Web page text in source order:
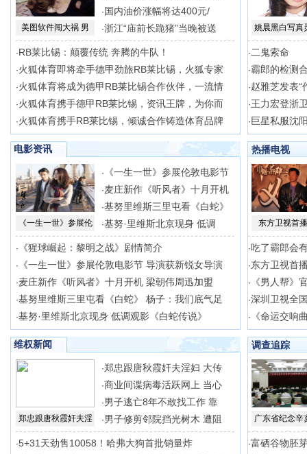
美图软件闯大祸 男
· 国内油价涨幅将达400元/
·浙江“庙前长跪猪”当晚被送
·RB莱比锡：颠覆传统 奔腾的牛队！
·火狐体育即将牵手德甲劲旅RB莱比锡，火狐专家
·火狐体育将成为德甲RB莱比锡合作伙伴，一流情
·火狐体育携手德甲RB莱比锡，资讯王牌，为你而
·火狐体育携手RB莱比锡，倾诚合作铸造体育品牌
姚晨黑白写真
· 二鬼索命
·霸郎的检测
·赵雅芝发表“
·王力宏登浙
·巨星私服沈
电影资讯
《一生一世》参展伦
· 《一生一世》参展伦敦电影节
·麦庄新作《听风者》十月开机
·基努里维斯三里屯看《白蛇》
·基努·里维斯北京现身 低调
· 《猩球崛起：黎明之战》剧情简介
· 《一生一世》参展伦敦电影节 导演获新锐女导演
·麦庄新作《听风者》十月开机 梁朝伟周迅加盟
·基努里维斯三里屯看《白蛇》 杨子：我们底气足
·基努·里维斯北京现身 低调观影《白蛇传说》
热播电视
东方卫视首
·吃了霸郎会
·东方卫视首
· 《男人帮》
·深圳卫视全
· 《命运交响
维权新闻
郑忠跟唐秋霞奸夫淫
·郑忠跟唐秋霞奸夫淫妇 大传
·商业间谍病毒活跃网上 当心
·男子逃亡8年不敢找工作 靠
·男子修剪邻院挡光树木 遭阻
·5+31天劲售10058！哈弗大狗首批销量炸
调查追踪
广东省纪念辛
·富硒谷物胚